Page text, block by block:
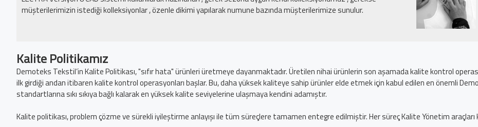
müşterilerimizin istediği kolleksiyonlar , özenle dikimi yapılarak numune bazında müşterilerimize sunulur.
Kalite Politikamız
Demoteks Tekstil’in Kalite Politikası, "sıfır hata" ürünleri üretmeye dayanmaktadır. Üretilen nihai ürünlerin son aşamada kalite kontrol
ilk girdiği andan itibaren kalite kontrol operasyonları başlar. Bu, daha yüksek kaliteye sahip ürünler elde etmek için kabul edilen en önemli
standartlarına sıkı sıkıya bağlı kalarak en yüksek kalite seviyelerine ulaşmaya kendini adamıştır.
Kalite politikası, problem çözme ve sürekli iyileştirme anlayışı ile tüm süreçlere tamamen entegre edilmiştir. Her süreç Kalite Yönetim araçları